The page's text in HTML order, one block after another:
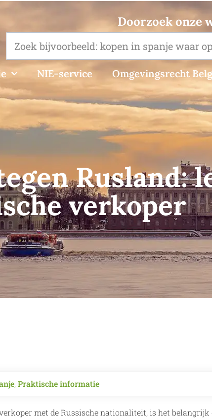
Doorzoek onze
NIE-service Omgevingsrecht
Rusland:
verkoper
, Praktische informatie
met de Russische nationaliteit, is het